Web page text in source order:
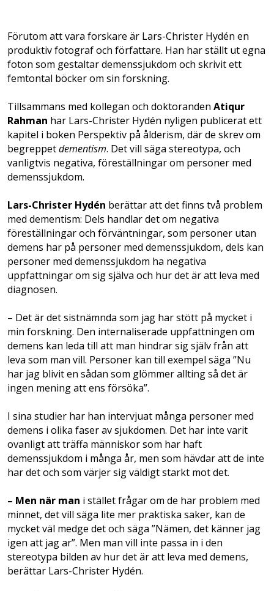
Förutom att vara forskare är Lars-Christer Hydén en
produktiv fotograf och författare. Han har ställt ut egna
foton som gestaltar demenssjukdom och skrivit ett
femtontal böcker om sin forskning.
Tillsammans med kollegan och doktoranden Atiqur
Rahman har Lars-Christer Hydén nyligen publicerat ett
kapitel i boken Perspektiv på ålderism, där de skrev om
begreppetdementism. Det vill säga stereotypa, och
vanligtvis negativa, föreställningar om personer med
demenssjukdom.
Lars-Christer Hydén berättar att det finns två problem
med dementism: Dels handlar det om negativa
föreställningar och förväntningar, som personer utan
demens har på personer med demenssjukdom, dels kan
personer med demenssjukdom ha negativa
uppfattningar om sig själva och hur det är att leva med
diagnosen.
– Det är det sistnämnda som jag har stött på mycket i
min forskning. Den internaliserade uppfattningen om
demens kan leda till att man hindrar sig själv från att
leva som man vill. Personer kan till exempel säga ”Nu
har jag blivit en sådan som glömmer allting så det är
ingen mening att ens försöka”.
I sina studier har han intervjuat många personer med
demens i olika faser av sjukdomen. Det har inte varit
ovanligt att träffa människor som har haft
demenssjukdom i många år, men som hävdar att de inte
har det och som värjer sig väldigt starkt mot det.
– Men när man i stället frågar om de har problem med
minnet, det vill säga lite mer praktiska saker, kan de
mycket väl medge det och säga ”Nämen, det känner jag
igen att jag ar”. Men man vill inte passa in i den
stereotypa bilden av hur det är att leva med demens,
berättar Lars-Christer Hydén.